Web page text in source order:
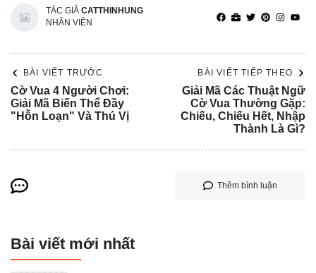
TÁC GIẢ CATTHINHUNG
NHÂN VIÊN
BÀI VIẾT TRƯỚC
Cờ Vua 4 Người Chơi:
Giải Mã Biến Thể Đầy
"Hỗn Loạn" Và Thú Vị
BÀI VIẾT TIẾP THEO
Giải Mã Các Thuật Ngữ
Cờ Vua Thường Gặp:
Chiếu, Chiếu Hết, Nhập
Thành Là Gì?
Thêm bình luận
Bài viết mới nhất